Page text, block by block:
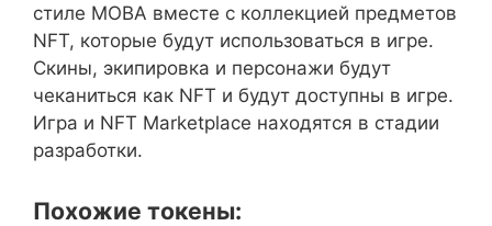
стиле MOBA вместе с коллекцией предметов
NFT, которые будут использоваться в игре.
Скины, экипировка и персонажи будут
чеканиться как NFT и будут доступны в игре.
Игра и NFT Marketplace находятся в стадии
разработки.
Похожие токены: